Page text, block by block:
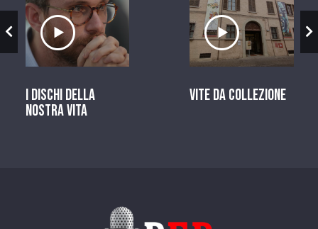
Ascolta il servizio
I dischi della
nostra vita
Ascolta il
Vite da Collezione